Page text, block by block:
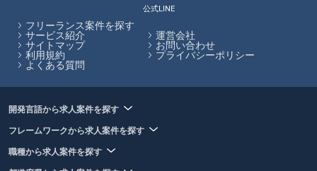
が高いと言えるでしょう。まずは組織に所属し、エンジニアとしての実
務経験を積んでからフリーランスとしての働き方を検討するのがおすす
めです。フリーランスHubではエンジニア向けの記事を多数掲載してい
ます。
フリーランスHubはお客様のフリーランス案件探しを最大限サポートし
ていきます。
公式LINE
フリーランス案件を探す
サービス紹介
運営会社
サイトマップ
お問い合わせ
利用規約
プライバシーポリシー
よくある質問
開発言語から求人案件を探す
フレームワークから求人案件を探す
職種から求人案件を探す